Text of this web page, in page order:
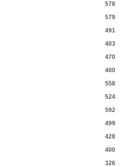
578
579
491
403
470
400
558
524
592
499
428
400
326